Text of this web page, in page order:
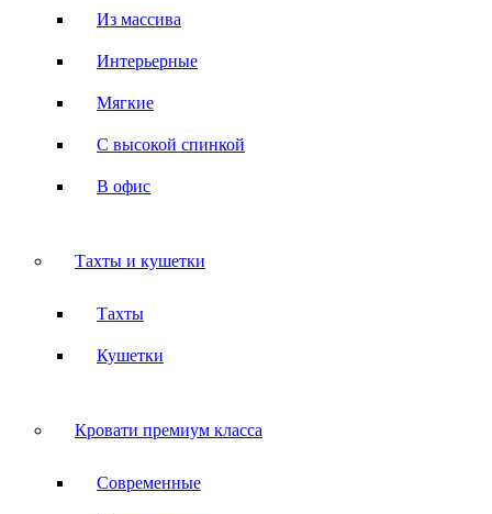
Из массива
Интерьерные
Мягкие
С высокой спинкой
В офис
Тахты и кушетки
Тахты
Кушетки
Кровати премиум класса
Современные